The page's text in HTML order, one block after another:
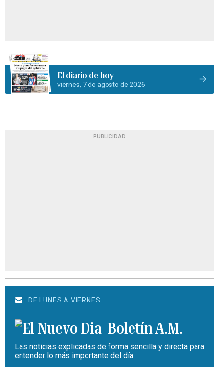
El diario de hoy
viernes, 7 de agosto de 2026
PUBLICIDAD
DE LUNES A VIERNES
Boletín A.M.
Las noticias explicadas de forma sencilla y directa para
entender lo más importante del día.